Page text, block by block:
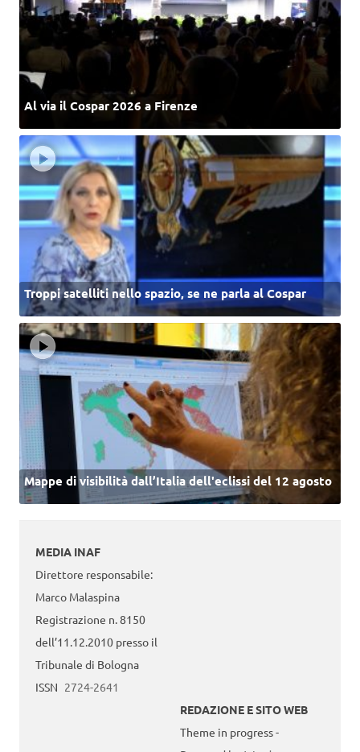
Al via il Cospar 2026 a Firenze
Troppi satelliti nello spazio, se ne parla al Cospar
Mappe di visibilità dall’Italia dell'eclissi del 12 agosto
MEDIA INAF
Direttore responsabile:
Marco Malaspina
Registrazione n. 8150
dell’11.12.2010 presso il
Tribunale di Bologna
ISSN 2724-2641
REDAZIONE E SITO WEB
Theme in progress -